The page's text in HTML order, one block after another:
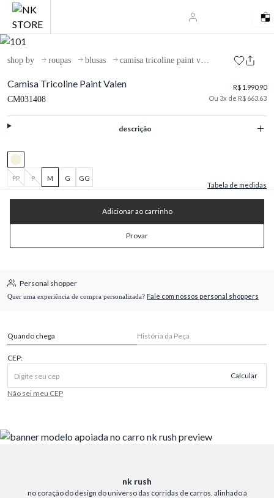
shop by roupas blusas camisa tricoline paint valen
Camisa Tricoline Paint Valen
CM031408
R$ 1.990,90
Ou 3x de R$ 663.63
descrição
PP P M G
GG
Tabela de medidas
Adicionar ao carrinho
Provar
Personal shopper
Quer uma experiência de compra personalizada? Fale com nossos personal shoppers
Quando chega História da Peça
CEP:
Calcular
Não sei meu CEP
nk rush
no coração do design do universo das corridas de carros, alinhado à